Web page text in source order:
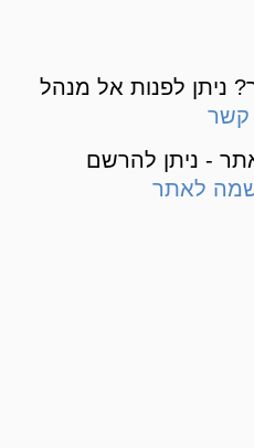
ניתן לפנות אל מנהל
קשר
- ניתן להרשם
לאתר